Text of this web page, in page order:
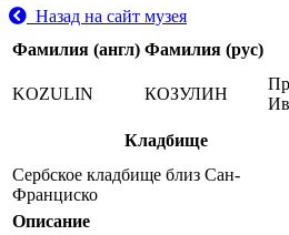
Назад на сайт музея
Фамилия (англ) Фамилия (рус)
KOZULIN
КОЗУЛИН
Кладбище
Сербское кладбище близ Сан-
Франциско
Описание